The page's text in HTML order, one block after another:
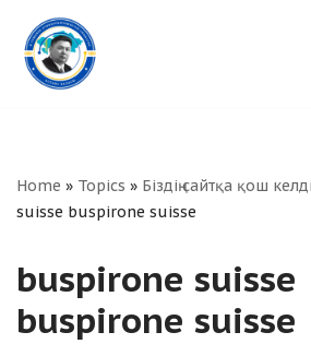
Skip
to
Home » Topics » Біздің сайтқа қош
suisse buspirone suisse
buspirone suisse
buspirone suisse